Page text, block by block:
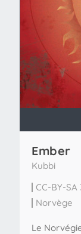
Ember
Kubbi
CC-BY-SA
Norvège
Le